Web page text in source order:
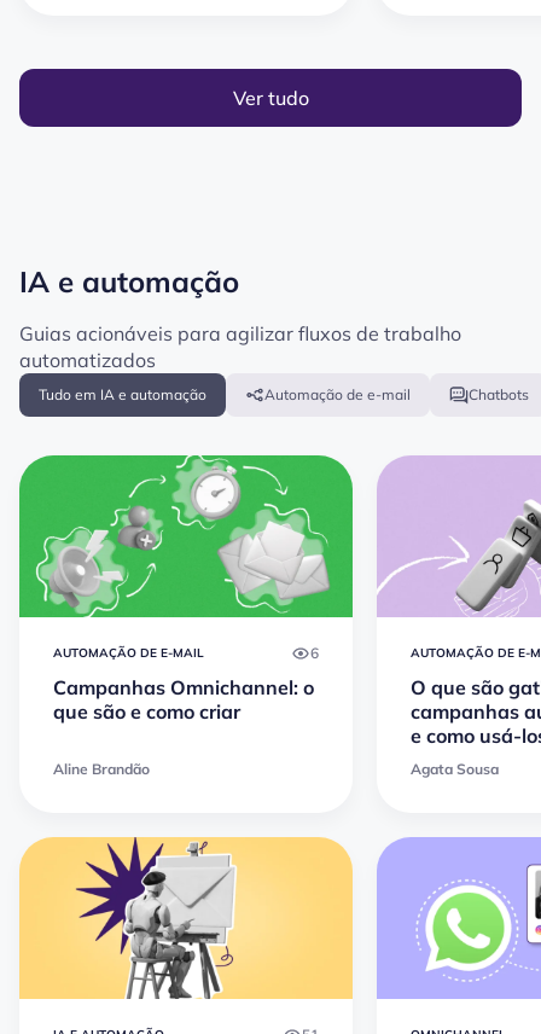
Ver tudo
IA e automação
Guias acionáveis para agilizar fluxos de trabalho
automatizados
Tudo em IA e automação Automação de e-mail Chatbots
AUTOMAÇÃO DE E-MAIL 6
Campanhas Omnichannel: o
que são e como criar
Aline Brandão
AUTOMAÇÃO DE E-
O que são
campanhas
e como usá-
mais
Agata Sousa